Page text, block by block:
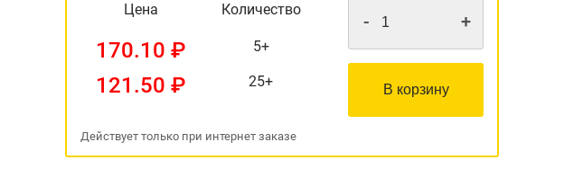
Цена Количество
170.10 ₽ 5+
121.50 ₽ 25+
- +
В корзину
Действует только при интернет заказе